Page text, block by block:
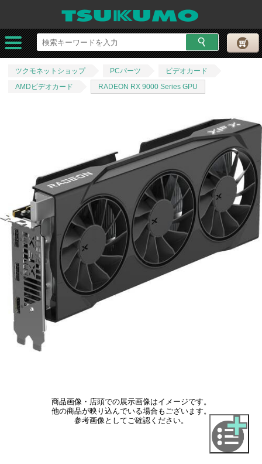
ツクモネットショップ PCパーツ
ビデオカード
AMDビデオカード
RADEON RX 9000 Series GPU
商品画像・店頭での展示画像はイメージです。
他の商品が映り込んでいる場合もございます。
参考画像としてご確認ください。